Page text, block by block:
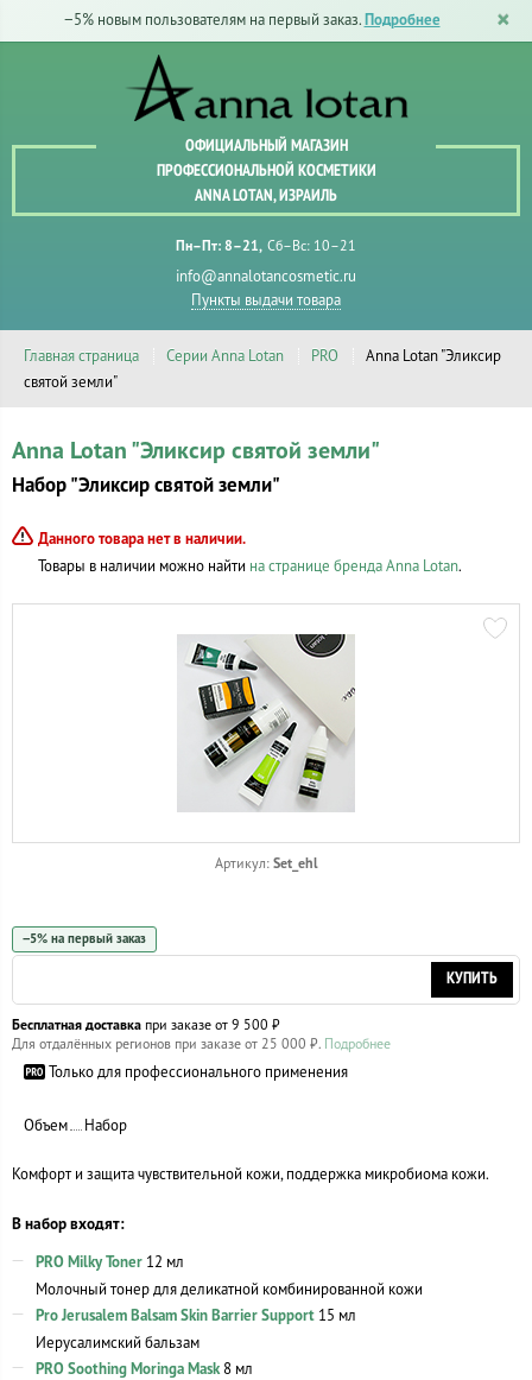
−5% новым пользователям на первый заказ. Подробнее
ОФИЦИАЛЬНЫЙ МАГАЗИН
ПРОФЕССИОНАЛЬНОЙ КОСМЕТИКИ
ANNA LOTAN, ИЗРАИЛЬ
Пн–Пт: 8–21 Сб–Вс: 10–21
info@annalotancosmetic.ru
Пункты выдачи товара
Главная страница Серии Anna Lotan PRO
Anna Lotan "Эликсир
святой земли"
Anna Lotan "Эликсир святой земли"
Набор "Эликсир святой земли"
Данного товара нет в наличии.
Товары в наличии можно найти на странице бренда Anna Lotan.
Артикул: Set_ehl
−5% на первый заказ
КУПИТЬ
Бесплатная доставка при заказе от 9 500 ₽
Для отдалённых регионов при заказе от 25 000 ₽. Подробнее
Только для профессионального применения
Объем Набор
Комфорт и защита чувствительной кожи, поддержка микробиома кожи.
В набор входят:
PRO Milky Toner 12 мл
Молочный тонер для деликатной комбинированной кожи
Pro Jerusalem Balsam Skin Barrier Support 15 мл
Иерусалимский бальзам
PRO Soothing Moringa Mask8 мл